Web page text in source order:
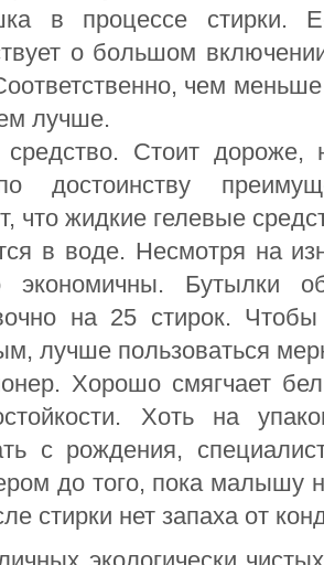
в процессе стирки.
о большом
чем
лучше.
Стоит дороже,
достоинству
что жидкие гелевые
в воде. Несмотря на
экономичны. Бутылки
на 25 стирок.
лучше пользоваться
Хорошо смягчает
Хоть на
с рождения,
до того, пока малышу
стирки нет запаха от